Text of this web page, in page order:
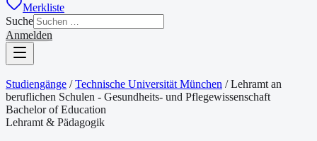
Merkliste
Suche
Anmelden
Studiengänge / Technische Universität München /Lehramt an
beruflichen Schulen - Gesundheits- und Pflegewissenschaft
Bachelor of Education
Lehramt & Pädagogik